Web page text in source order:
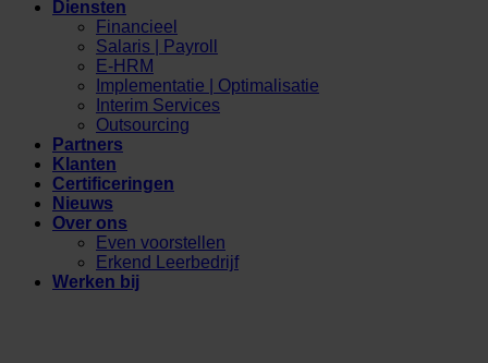
Diensten
Financieel
Salaris | Payroll
E-HRM
Implementatie | Optimalisatie
Interim Services
Outsourcing
Partners
Klanten
Certificeringen
Nieuws
Over ons
Even voorstellen
Erkend Leerbedrijf
Werken bij